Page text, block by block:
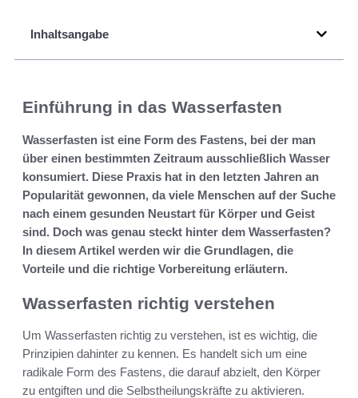
Inhaltsangabe
Einführung in das Wasserfasten
Wasserfasten ist eine Form des Fastens, bei der man
über einen bestimmten Zeitraum ausschließlich Wasser
konsumiert. Diese Praxis hat in den letzten Jahren an
Popularität gewonnen, da viele Menschen auf der Suche
nach einem gesunden Neustart für Körper und Geist
sind. Doch was genau steckt hinter dem Wasserfasten?
In diesem Artikel werden wir die Grundlagen, die
Vorteile und die richtige Vorbereitung erläutern.
Wasserfasten richtig verstehen
Um Wasserfasten richtig zu verstehen, ist es wichtig, die
Prinzipien dahinter zu kennen. Es handelt sich um eine
radikale Form des Fastens, die darauf abzielt, den Körper
zu entgiften und die Selbstheilungskräfte zu aktivieren.